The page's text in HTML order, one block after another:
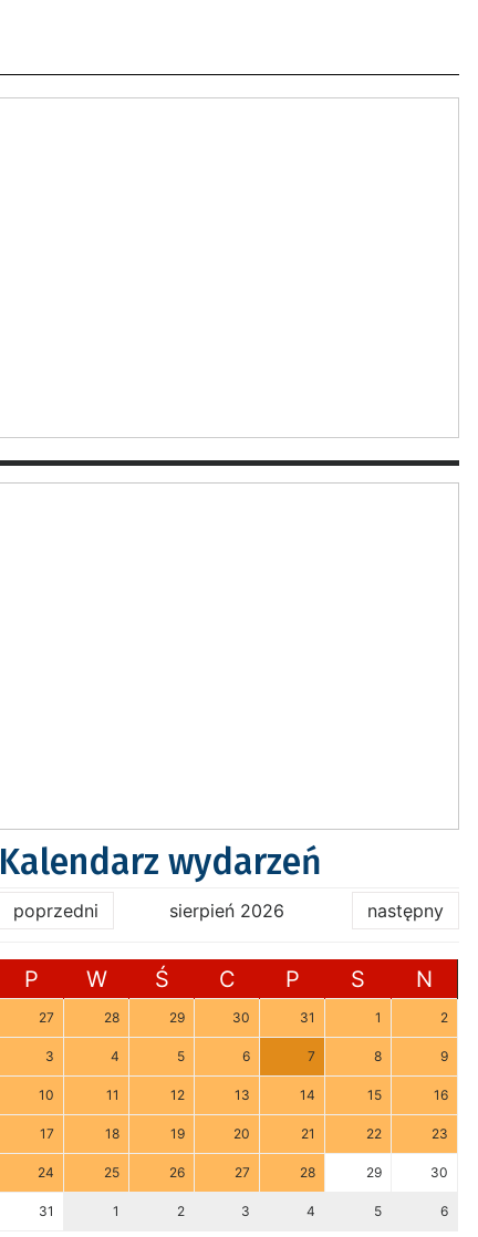
Kalendarz wydarzeń
poprzedni sierpień 2026 następny
P W Ś C P S N
27 28 29 30 31 1 2
3 4 5 6 7 8 9
10 11 12 13 14 15 16
17 18 19 20 21 22 23
24 25 26 27 28 29 30
31 1 2 3 4 5 6